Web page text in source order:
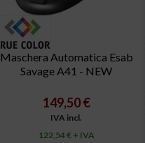
Maschera Automatica Esab
Savage A41 - NEW
149,50 €
IVA incl.
122,54 € + IVA